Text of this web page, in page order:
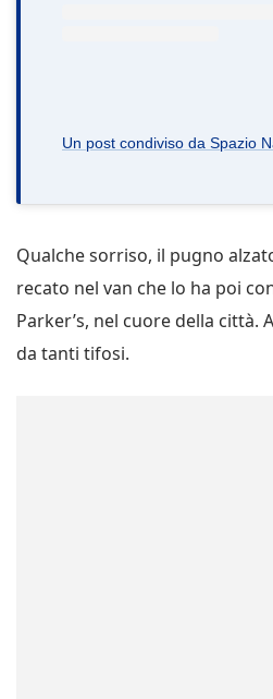
Qualche sorriso, il pugno
recato nel van che lo ha poi
Parker’s, nel cuore della città.
da tanti tifosi.